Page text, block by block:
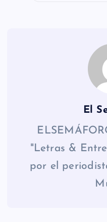
El
"Letras &
por el